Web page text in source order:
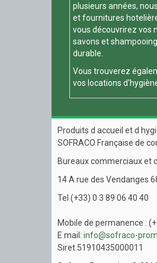
plusieurs années,
et fournitures
vous découvrirez vos
savons et
durable.
Vous trouverez
vos locations
Produits d accueil et d
SOFRACO Française de
Bureaux commerciaux et
14 A rue des Vendanges
Tel (+33) 0 3 89 06 40 40
Mobile de permanence :
E mail: info@sofraco-
Siret 51910435000011